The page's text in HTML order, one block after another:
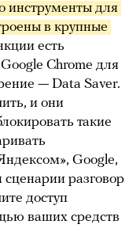
инструменты для
в крупные
есть
Chrome для
— Data Saver.
и они
такие
Google,
разговор
доступ
ваших средств